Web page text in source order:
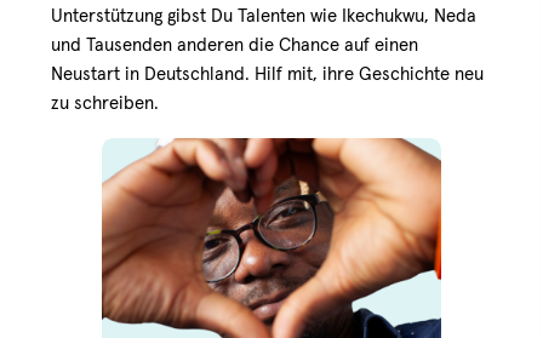
Unterstützung gibst Du Talenten wie Ikechukwu, Neda
und Tausenden anderen die Chance auf einen
Neustart in Deutschland. Hilf mit, ihre Geschichte neu
zu schreiben.